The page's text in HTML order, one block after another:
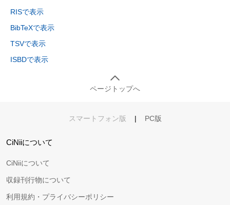
RISで表示
BibTeXで表示
TSVで表示
ISBDで表示
ページトップへ
スマートフォン版 | PC版
CiNiiについて
CiNiiについて
収録刊行物について
利用規約・プライバシーポリシー